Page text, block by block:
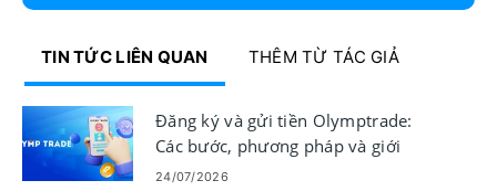
TIN TỨC LIÊN QUAN THÊM TỪ TÁC GIẢ
Đăng ký và gửi tiền Olymptrade:
Các bước, phương pháp và giới
hạn
24/07/2026